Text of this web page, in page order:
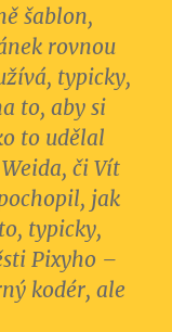
šablon,
rovnou
typicky,
to, aby si
to udělal
či Vít
jak
typicky,
Pixyho –
kodér, ale